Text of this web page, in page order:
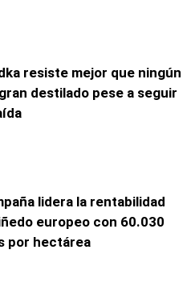
resiste mejor que ningún
destilado pese a seguir
lidera la rentabilidad
europeo con 60.030
por hectárea